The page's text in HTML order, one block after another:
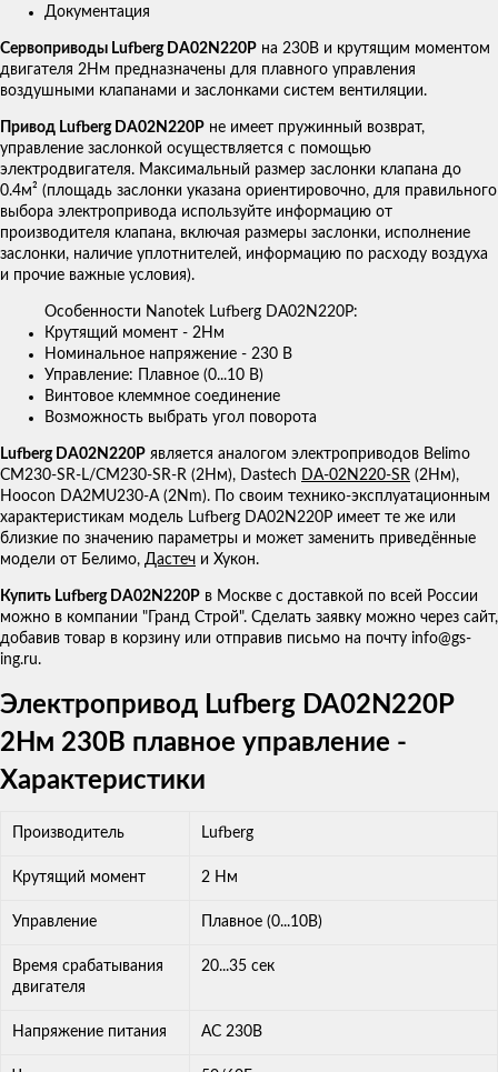
Документация
Сервоприводы Lufberg DA02N220P на 230В и крутящим моментом
двигателя 2Нм предназначены для плавного управления
воздушными клапанами и заслонками систем вентиляции.
Привод Lufberg DA02N220P не имеет пружинный возврат,
управление заслонкой осуществляется с помощью
электродвигателя. Максимальный размер заслонки клапана до
0.4м² (площадь заслонки указана ориентировочно, для правильного
выбора электропривода используйте информацию от
производителя клапана, включая размеры заслонки, исполнение
заслонки, наличие уплотнителей, информацию по расходу воздуха
и прочие важные условия).
Особенности Nanotek Lufberg DA02N220P:
Крутящий момент - 2Нм
Номинальное напряжение - 230 В
Управление: Плавное (0...10 В)
Винтовое клеммное соединение
Возможность выбрать угол поворота
Lufberg DA02N220P является аналогом электроприводов Belimo
CM230-SR-L/CM230-SR-R (2Нм), Dastech DA-02N220-SR (2Нм),
Hoocon DA2MU230-A (2Nm). По своим технико-эксплуатационным
характеристикам модель Lufberg DA02N220P имеет те же или
близкие по значению параметры и может заменить приведённые
модели от Белимо, Дастеч и Хукон.
Купить Lufberg DA02N220P в Москве с доставкой по всей России
можно в компании "Гранд Строй". Сделать заявку можно через сайт,
добавив товар в корзину или отправив письмо на почту info@gs-
ing.ru.
Электропривод Lufberg DA02N220P
2Нм 230В плавное управление -
Характеристики
Производитель Lufberg
Крутящий момент 2 Нм
Управление Плавное (0...10В)
Время срабатывания
двигателя
20...35 сек
Напряжение питания AC 230В